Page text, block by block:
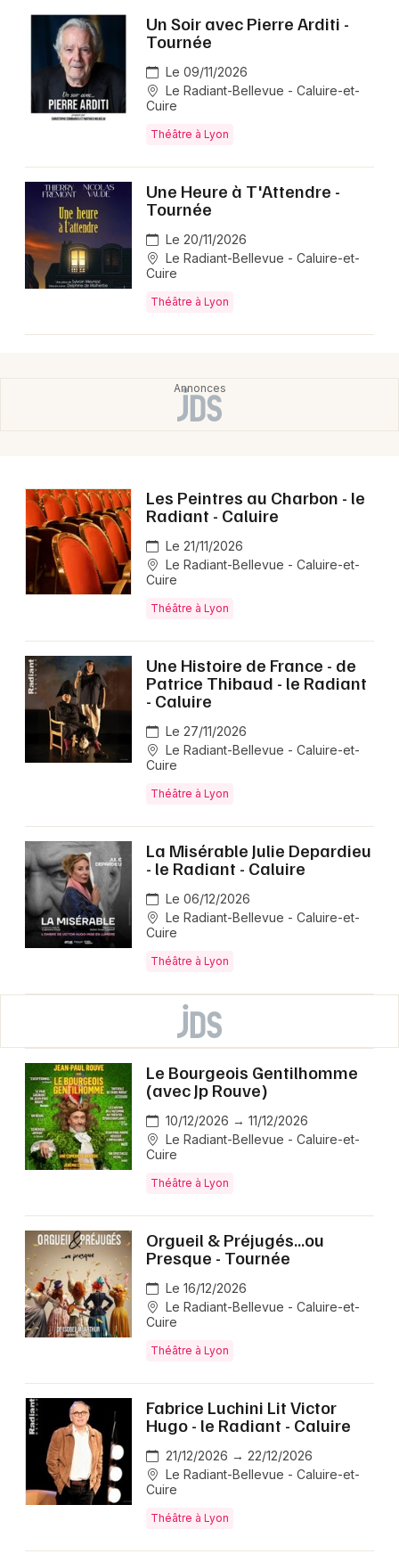
Un Soir avec Pierre Arditi -
Tournée
Le 09/11/2026
Le Radiant-Bellevue - Caluire-et-
Cuire
Théâtre à Lyon
Une Heure à T'Attendre -
Tournée
Le 20/11/2026
Le Radiant-Bellevue - Caluire-et-
Cuire
Théâtre à Lyon
Les Peintres au Charbon - le
Radiant - Caluire
Le 21/11/2026
Le Radiant-Bellevue - Caluire-et-
Cuire
Théâtre à Lyon
Une Histoire de France - de
Patrice Thibaud - le Radiant
- Caluire
Le 27/11/2026
Le Radiant-Bellevue - Caluire-et-
Cuire
Théâtre à Lyon
La Misérable Julie Depardieu
- le Radiant - Caluire
Le 06/12/2026
Le Radiant-Bellevue - Caluire-et-
Cuire
Théâtre à Lyon
Le Bourgeois Gentilhomme
(avec Jp Rouve)
10/12/2026 → 11/12/2026
Le Radiant-Bellevue - Caluire-et-
Cuire
Théâtre à Lyon
Orgueil & Préjugés...ou
Presque - Tournée
Le 16/12/2026
Le Radiant-Bellevue - Caluire-et-
Cuire
Théâtre à Lyon
Fabrice Luchini Lit Victor
Hugo - le Radiant - Caluire
21/12/2026 → 22/12/2026
Le Radiant-Bellevue - Caluire-et-
Cuire
Théâtre à Lyon